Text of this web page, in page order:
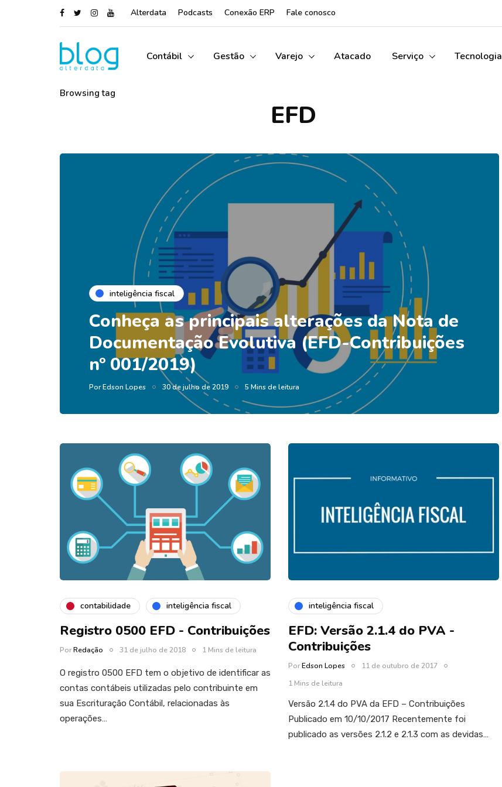
Alterdata Podcasts Conexão ERP Fale conosco
Contábil Gestão Varejo Atacado Serviço Tecnologia
Browsing tag
EFD
inteligência fiscal
Conheça as principais alterações da Nota de
Documentação Evolutiva (EFD-Contribuições
nº 001/2019)
PorEdson Lopes 30 de julho de 2019 5 Mins de leitura
contabilidade inteligência fiscal
Registro 0500 EFD - Contribuições
PorRedação 31 de julho de 2018 1 Mins de leitura
O registro 0500 EFD tem o objetivo de identificar as
contas contábeis utilizadas pelo contribuinte em
sua Escrituração Contábil, relacionadas às
operações…
inteligência fiscal
EFD: Versão 2.1.4 do PVA -
Contribuições
PorEdson Lopes
11 de outubro de 2017
1 Mins de leitura
Versão 2.1.4 do PVA da EFD – Contribuições
Publicado em 10/10/2017 Recentemente foi
publicado as versões 2.1.2 e 2.1.3 com as devidas…